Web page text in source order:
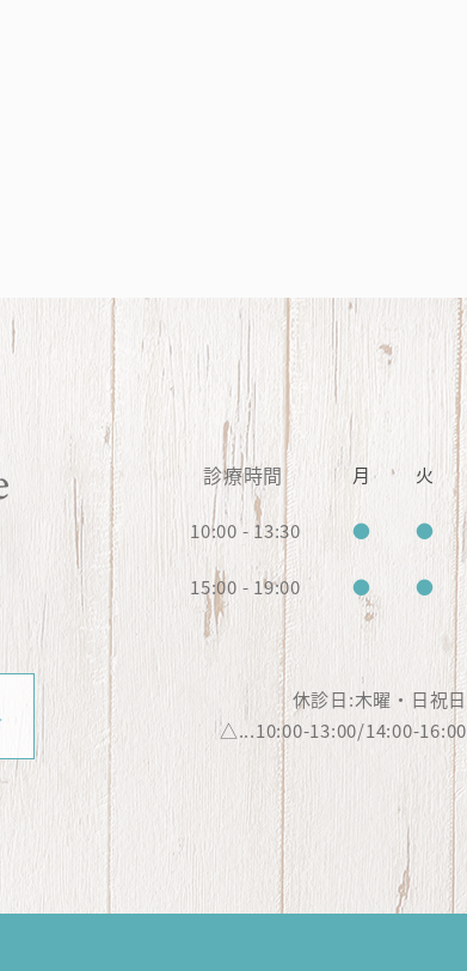
診療時間 月 火
10:00 - 13:30 ● ●
15:00 - 19:00 ● ●
休診日:木曜・日祝日
△...10:00-13:00/14:00-16:00